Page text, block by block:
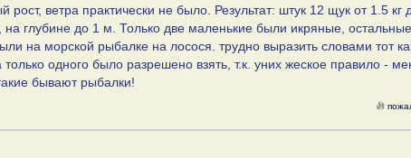
рост, ветра практически не было. Результат: штук 12 щук от 1.5 кг
глубине до 1 м. Только две маленькие были икряные, остальные
на морской рыбалке на лосося. трудно выразить словами тот
одного было разрешено взять, т.к. уних жеское правило -
бывают рыбалки!